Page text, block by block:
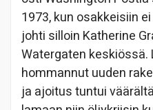
1973, kun osakkeisiin
johti silloin Katherine
Watergaten keskiössä.
hommannut uuden
ja ajoitus tuntui